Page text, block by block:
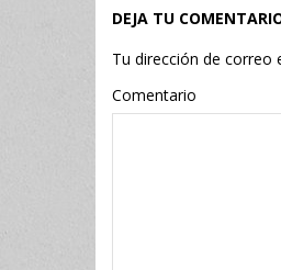
DEJA TU
Tu dirección de correo
Comentario